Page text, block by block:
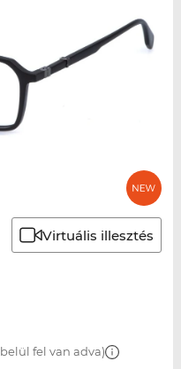
Virtuális illesztés
fel van adva)